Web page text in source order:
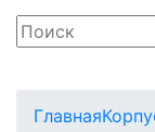
Главная